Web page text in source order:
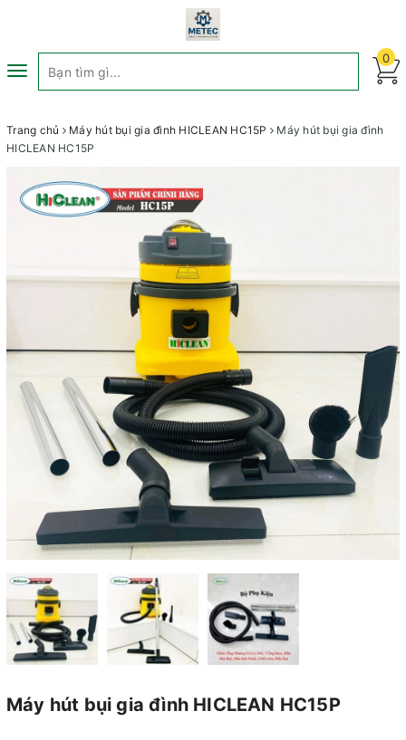
Toggle
navigation
0
Trang chủ Máy hút bụi gia đình HICLEAN HC15P
Máy hút bụi gia đình
HICLEAN HC15P
Máy hút bụi gia đình HICLEAN HC15P